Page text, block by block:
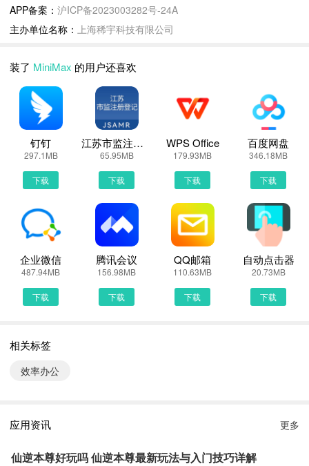
前端到后端。
- 代码编写与调试：您的智能编程伙伴，助您高效完成代码编写与测
MiniMax更新说明：
新功能如约而至。MiniMax App 远程控制功能已上线，支持手机直
接连接桌面端 Agent。
连接后，项目文件、终端和运行环境仍保留在电脑上，一切如旧。手
动和测试结果；需要介入时，也能继续发送指令、回应提问、处理权
MiniMax4.16.0 下载安装说明：
下载MiniMax到手机上面的方法有很多。 安卓系统的手机可以在豌
豆荚或者PP助手等手机助手里面一键下载安装！也可以通过电脑端
用手机扫描MiniMax下载的二维码获取下载链接！有手机端直接访问
第一步：
首先，我们手机里要有一个浏览器，小编比较喜欢用UC浏览器，当
第二步：
MiniMax下载安装或者最新MiniMaxAPP下载。然后点击搜索，我们
APP备案： 沪ICP备2023003282号-24A
主办单位名称： 上海稀宇科技有限公司
装了 MiniMax 的用户还喜欢
钉钉
297.1MB
下载
江苏市监注册登记
65.95MB
下载
WPS Office
179.93MB
下载
百度网盘
346.18MB
下载
企业微信
487.94MB
下载
腾讯会议
156.98MB
下载
QQ邮箱
110.63MB
下载
自动点击器
20.73MB
下载
相关标签
效率办公
应用资讯 更多
仙逆本尊好玩吗 仙逆本尊最新玩法与入门技巧详解